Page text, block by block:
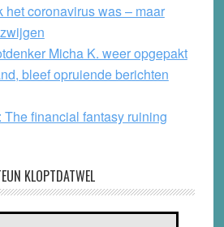
het coronavirus was – maar
Micha K. weer opgepakt
bleef opruiende berichten
The financial fantasy ruining
KLOPTDATWEL